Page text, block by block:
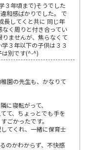
３年頃まで)そうでした
和感ばかりでした。 で
長してくと共に 同じ年
く周りと付き合ってい
ませんが、焦らなくて
３年以下の子供は３３
は別です(^-^)
園の先生も、かなりて
に寝転がって、
て、ちょっとでも手を
ごかったです。
てくれ、一緒に保育士
のかわからず、不快感